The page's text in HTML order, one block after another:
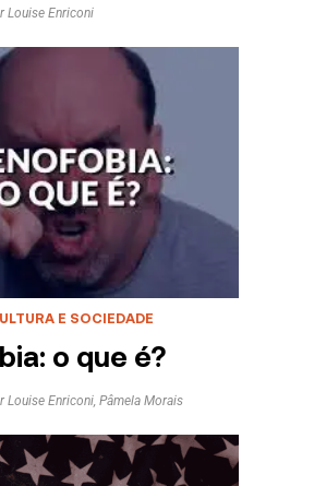
Louise Enriconi
E SOCIEDADE
o que é?
Louise Enriconi, Pâmela Morais